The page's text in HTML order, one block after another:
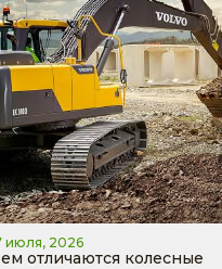
июля, 2026
отличаются колесные